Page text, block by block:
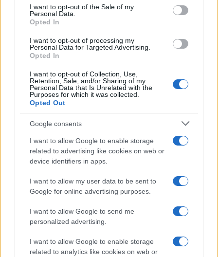
consent section.
I want to opt-out of the Sale of my
Personal Data.
Opted In
I want to opt-out of processing my
Personal Data for Targeted Advertising.
Opted In
I want to opt-out of Collection, Use,
Retention, Sale, and/or Sharing of my
Personal Data that Is Unrelated with the
Purposes for which it was collected.
Opted Out
Google consents
I want to allow Google to enable storage
related to advertising like cookies on web or
device identifiers in apps.
I want to allow my user data to be sent to
Google for online advertising purposes.
I want to allow Google to send me
personalized advertising.
I want to allow Google to enable storage
related to analytics like cookies on web or
IONIQ 6 N: la nuova supersportiva elettrica di
Hyundai in arrivo in Italia
PIÙ LETTI
Chi si muove spesso cerca soluzioni semplici: cresce
l’attenzione verso il noleggio auto
Fondi garantiti per i Gran Premi di Formula 1: 5,25
F1 2026: Sainz valuta il futuro con Williams dopo una
stagione deludente
Formula 1 Circuito: Comparato punta al podio nel Gran
Premio di Issyk-Kul
Il film su Gilles Villeneuve arriva nelle sale: tutto
quello che c’è da sapere